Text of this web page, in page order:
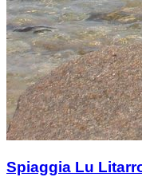
Spiaggia Lu